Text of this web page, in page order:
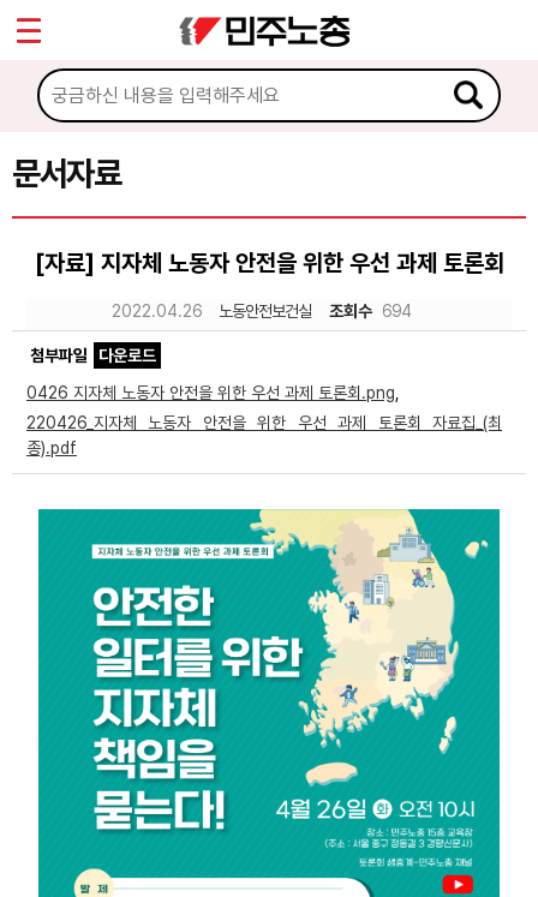
문서자료
[자료] 지자체 노동자 안전을 위한 우선 과제 토론회
2022.04.26 노동안전보건실 조회수 694
첨부파일
다운로드
0426 지자체 노동자 안전을 위한 우선 과제 토론회.png
220426_지자체 노동자 안전을 위한 우선 과제 토론회 자료집_(최
종).pdf
마이페이지
소개
소식
문서자료
이미지자료
미디어자료
부설기관
Sketchbook5, 스케치북5
Sketchbook5, 스케치북5